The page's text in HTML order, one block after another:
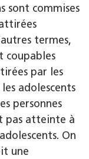
sont commises
termes,
coupables
par les
adolescents
personnes
pas atteinte à
On
une